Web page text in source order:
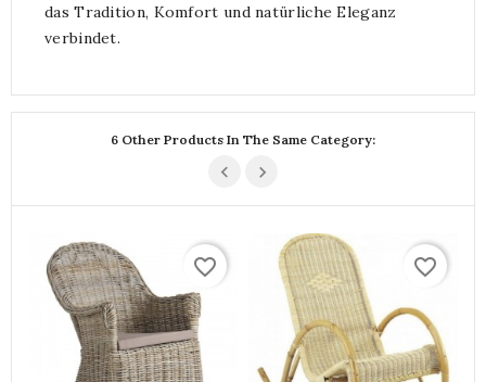
das Tradition, Komfort und natürliche Eleganz
verbindet.
6 Other Products In The Same Category:
favorite_border favorite_border